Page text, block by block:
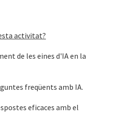
activitat?
de les eines d'IA en la
freqüents amb IA.
eficaces amb el